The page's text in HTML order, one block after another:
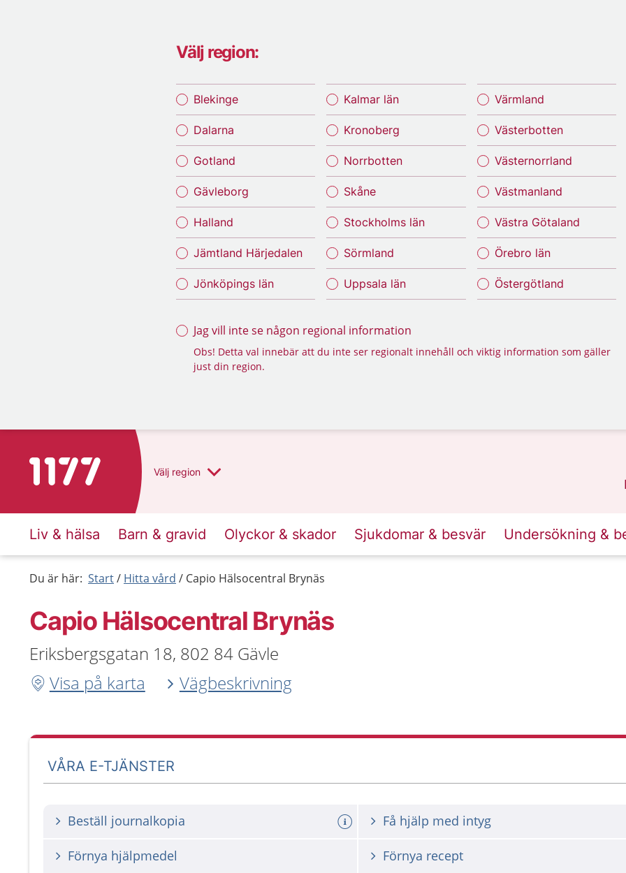
Välj region:
Blekinge
Dalarna
Gotland
Gävleborg
Halland
Jämtland Härjedalen
Jönköpings län
Kalmar län
Kronoberg
Norrbotten
Skåne
Stockholms län
Sörmland
Uppsala län
Värmland
Västerbotten
Västernorrland
Västmanland
Västra Götaland
Örebro län
Östergötland
Jag vill inte se någon regional information
Obs! Detta val innebär att du inte ser regionalt innehåll och viktig information som gäller
just din region.
Till startsidan för 1177 Välj region
Liv & hälsa Barn & gravid Olyckor & skador Sjukdomar & besvär Undersökning &
Du är här: Start Hitta vård Capio Hälsocentral Brynäs
Capio Hälsocentral Brynäs
Eriksbergsgatan 18, 802 84 Gävle
Visa på karta
Vägbeskrivning
VÅRA E-TJÄNSTER
Beställ journalkopia Få hjälp med intyg
Förnya hjälpmedel Förnya recept